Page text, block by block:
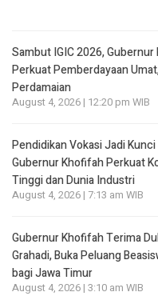
Sambut IGIC 2026,
Perkuat Pemberdayaan
Perdamaian
August 4, 2026 | 12:20 pm WIB
Pendidikan Vokasi Jadi
Gubernur Khofifah Perkuat
Tinggi dan Dunia Industri
August 4, 2026 | 7:13 am WIB
Gubernur Khofifah Terima
Grahadi, Buka Peluang
bagi Jawa Timur
August 4, 2026 | 3:10 am WIB